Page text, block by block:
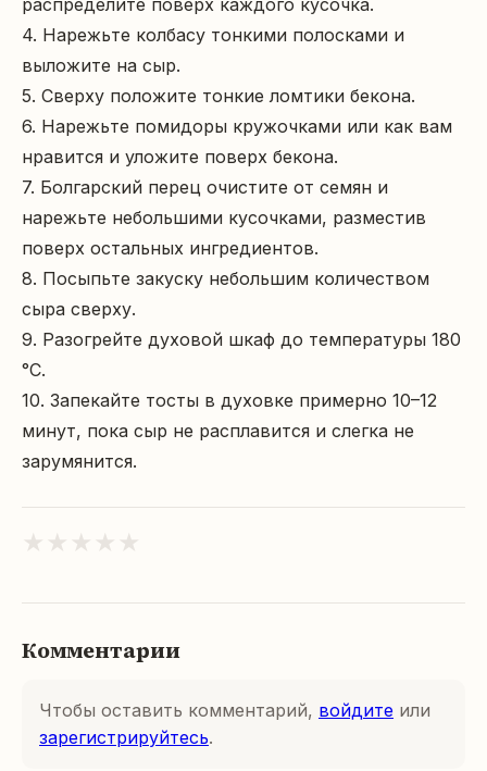
распределите поверх каждого кусочка.
4. Нарежьте колбасу тонкими полосками и
выложите на сыр.
5. Сверху положите тонкие ломтики бекона.
6. Нарежьте помидоры кружочками или как вам
нравится и уложите поверх бекона.
7. Болгарский перец очистите от семян и
нарежьте небольшими кусочками, разместив
поверх остальных ингредиентов.
8. Посыпьте закуску небольшим количеством
сыра сверху.
9. Разогрейте духовой шкаф до температуры 180
°C.
10. Запекайте тосты в духовке примерно 10–12
минут, пока сыр не расплавится и слегка не
зарумянится.
★ ★ ★ ★ ★
Комментарии
Чтобы оставить комментарий, войдите или
зарегистрируйтесь.